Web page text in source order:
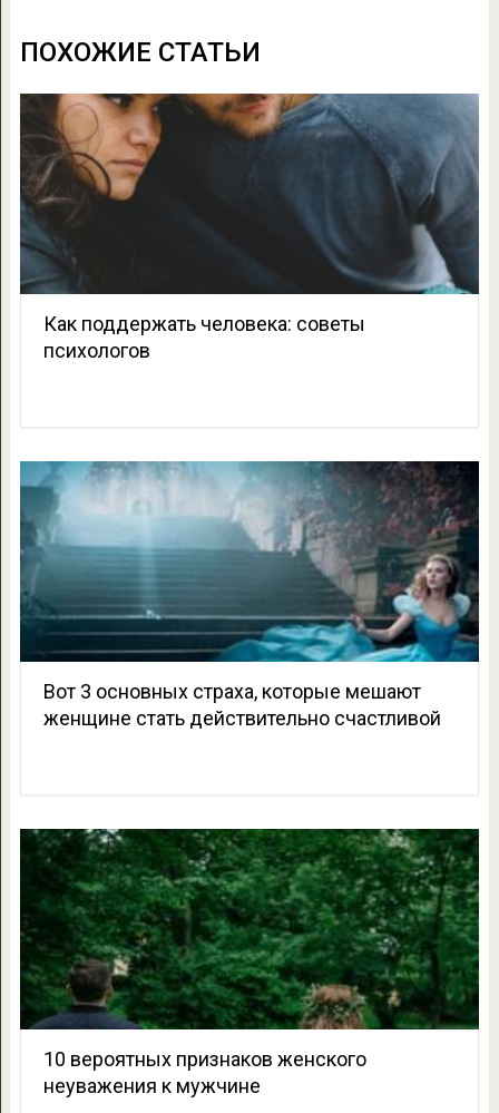
ПОХОЖИЕ СТАТЬИ
Как поддержать человека: советы
психологов
Вот 3 основных страха, которые мешают
женщине стать действительно счастливой
10 вероятных признаков женского
неуважения к мужчине